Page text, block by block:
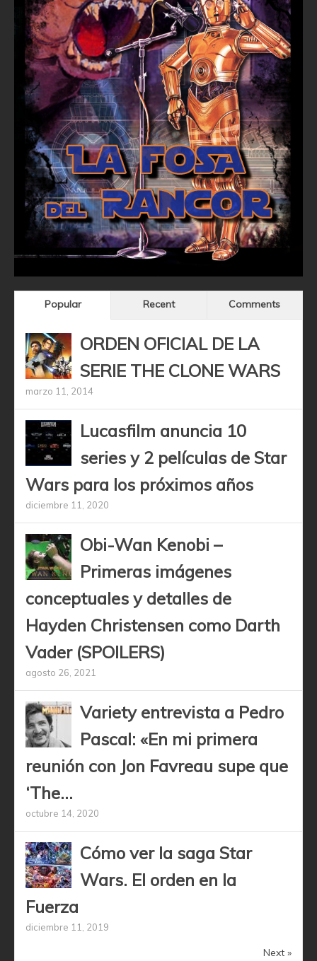
Popular Recent Comments
ORDEN OFICIAL DE LA
SERIE THE CLONE WARS
marzo 11, 2014
Lucasfilm anuncia 10
series y 2 películas de Star
Wars para los próximos años
diciembre 11, 2020
Obi-Wan Kenobi –
Primeras imágenes
conceptuales y detalles de
Hayden Christensen como Darth
Vader (SPOILERS)
agosto 26, 2021
Variety entrevista a Pedro
Pascal: «En mi primera
reunión con Jon Favreau supe que
‘The...
octubre 14, 2020
Cómo ver la saga Star
Wars. El orden en la
Fuerza
diciembre 11, 2019
Next »